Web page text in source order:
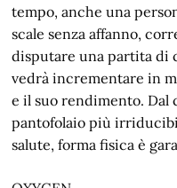
tempo, anche una
scale senza affanno,
disputare una partita di
vedrà incrementare in
e il suo rendimento.
pantofolaio più
salute, forma fisica è